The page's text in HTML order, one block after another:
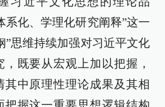
系化、学理化研究阐释”这一
”思维持续加强对习近平文化
既要从宏观上加以把握，
其中原理性理论成果及其相